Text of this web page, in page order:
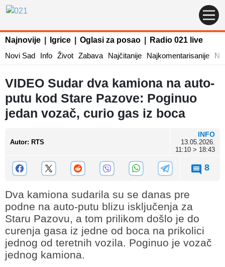
Najnovije Igrice Oglasi za posao
Radio 021 live
Novi Sad
Info Život Zabava Najčitanije Najkomentarisanije
VIDEO Sudar dva kamiona na auto-
putu kod Stare Pazove: Poginuo
jedan vozač, curio gas iz boca
Autor: RTS
INFO
13.05.2026.
11:10 > 18:43
8
Dva kamiona sudarila su se danas pre
podne na auto-putu blizu isključenja za
Staru Pazovu, a tom prilikom došlo je do
curenja gasa iz jedne od boca na prikolici
jednog od teretnih vozila. Poginuo je vozač
jednog kamiona.